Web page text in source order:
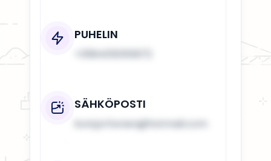
PUHELIN
SÄHKÖPOSTI
koni.jorhonen@hotmail.com